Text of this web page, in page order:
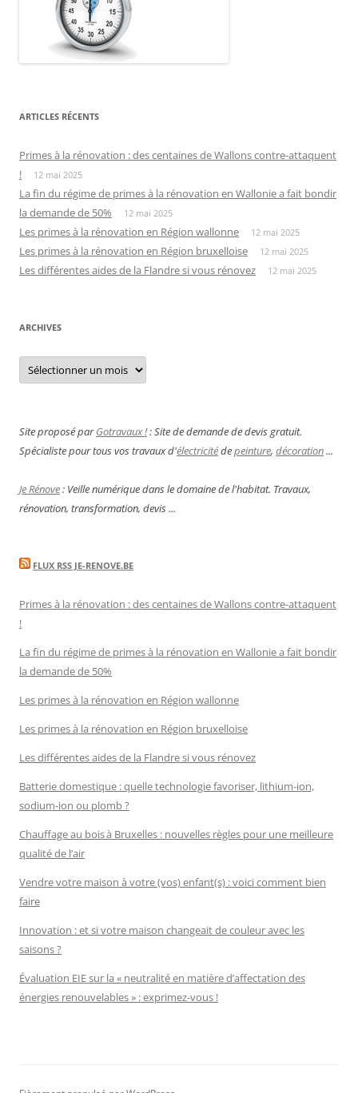
ARTICLES RÉCENTS
Primes à la rénovation : des centaines de Wallons contre-attaquent
!
12 mai 2025
La fin du régime de primes à la rénovation en Wallonie a fait bondir
la demande de 50%
12 mai 2025
Les primes à la rénovation en Région wallonne 12 mai 2025
Les primes à la rénovation en Région bruxelloise 12 mai 2025
Les différentes aides de la Flandre si vous rénovez 12 mai 2025
ARCHIVES
Archives
Site proposé parGotravaux !: Site de demande de devis gratuit.
Spécialiste pour tous vos travaux d'électricitédepeinture, décoration...
Je Rénove: Veille numérique dans le domaine de l'habitat. Travaux,
rénovation, transformation, devis ...
FLUX RSS JE-RENOVE.BE
Primes à la rénovation : des centaines de Wallons contre-attaquent
!
La fin du régime de primes à la rénovation en Wallonie a fait bondir
la demande de 50%
Les primes à la rénovation en Région wallonne
Les primes à la rénovation en Région bruxelloise
Les différentes aides de la Flandre si vous rénovez
Batterie domestique : quelle technologie favoriser, lithium-ion,
sodium-ion ou plomb ?
Chauffage au bois à Bruxelles : nouvelles règles pour une meilleure
qualité de l’air
Vendre votre maison à votre (vos) enfant(s) : voici comment bien
faire
Innovation : et si votre maison changeait de couleur avec les
saisons ?
Évaluation EIE sur la « neutralité en matière d’affectation des
énergies renouvelables » : exprimez-vous !